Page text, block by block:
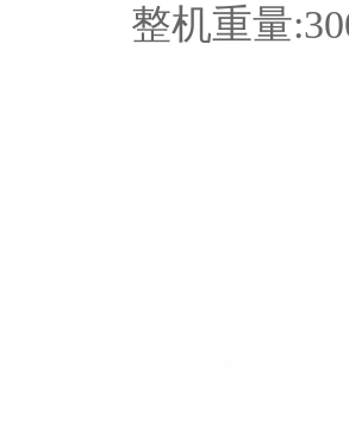
整机重量